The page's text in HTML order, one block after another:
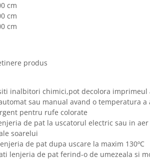
cm
cm
cm
produs
inalbitori chimici,pot decolora imprimeul
sau manual avand o temperatura a
pentru rufe colorate
de pat la uscatorul electric sau in
soarelui
de pat dupa uscare la maxim 130ºC
lenjeria de pat ferind-o de umezeala si